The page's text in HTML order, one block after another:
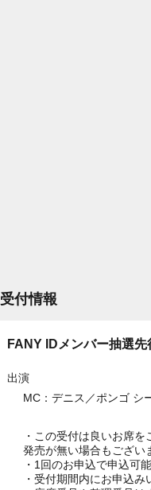
受付情報
FANY IDメンバー抽選先
出演
MC：デニス／ポンゴ シ
・この受付は良いお席
発売が無い場合もござい
・1回のお申込で申込可
・受付期間内にお申込